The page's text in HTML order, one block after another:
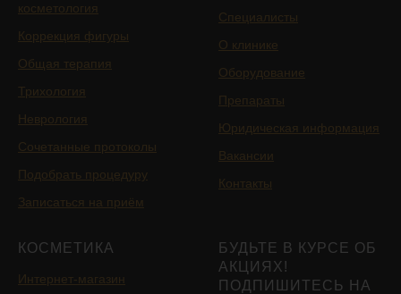
косметология
Коррекция фигуры
Общая терапия
Трихология
Неврология
Сочетанные протоколы
Подобрать процедуру
Записаться на приём
Специалисты
О клинике
Оборудование
Препараты
Юридическая информация
Вакансии
Контакты
КОСМЕТИКА
Интернет-магазин
БУДЬТЕ В КУРСЕ ОБ
АКЦИЯХ!
ПОДПИШИТЕСЬ НА